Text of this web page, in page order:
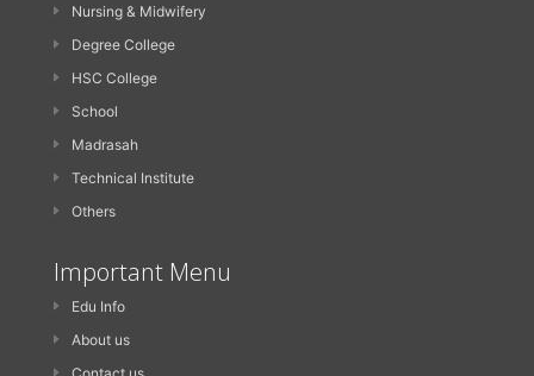
Nursing & Midwifery
Degree College
HSC College
School
Madrasah
Technical Institute
Others
Important Menu
Edu Info
About us